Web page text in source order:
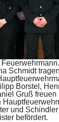
Schmidt
Borstel,
Gruß freuen
und
befördert.